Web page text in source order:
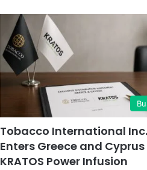
Tobacco International Inc.
Enters Greece and
KRATOS Power Infusion